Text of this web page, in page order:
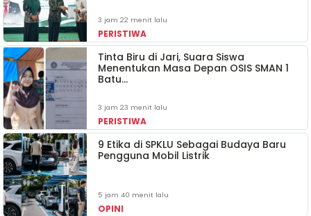
3 jam 22 menit lalu
PERISTIWA
Tinta Biru di Jari, Suara Siswa
Menentukan Masa Depan OSIS SMAN 1
Batu…
3 jam 23 menit lalu
PERISTIWA
9 Etika di SPKLU Sebagai Budaya Baru
Pengguna Mobil Listrik
5 jam 40 menit lalu
OPINI